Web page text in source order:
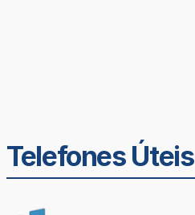
Telefones Úteis